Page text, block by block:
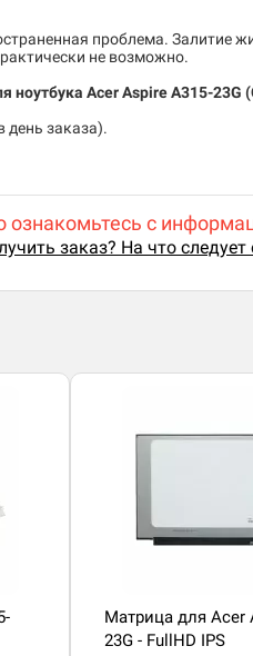
проблема. Залитие
не возможно.
ноутбука Acer Aspire A315-23G
день заказа).
ознакомьтесь с
заказ? На что
Матрица для Acer
23G - FullHD IPS